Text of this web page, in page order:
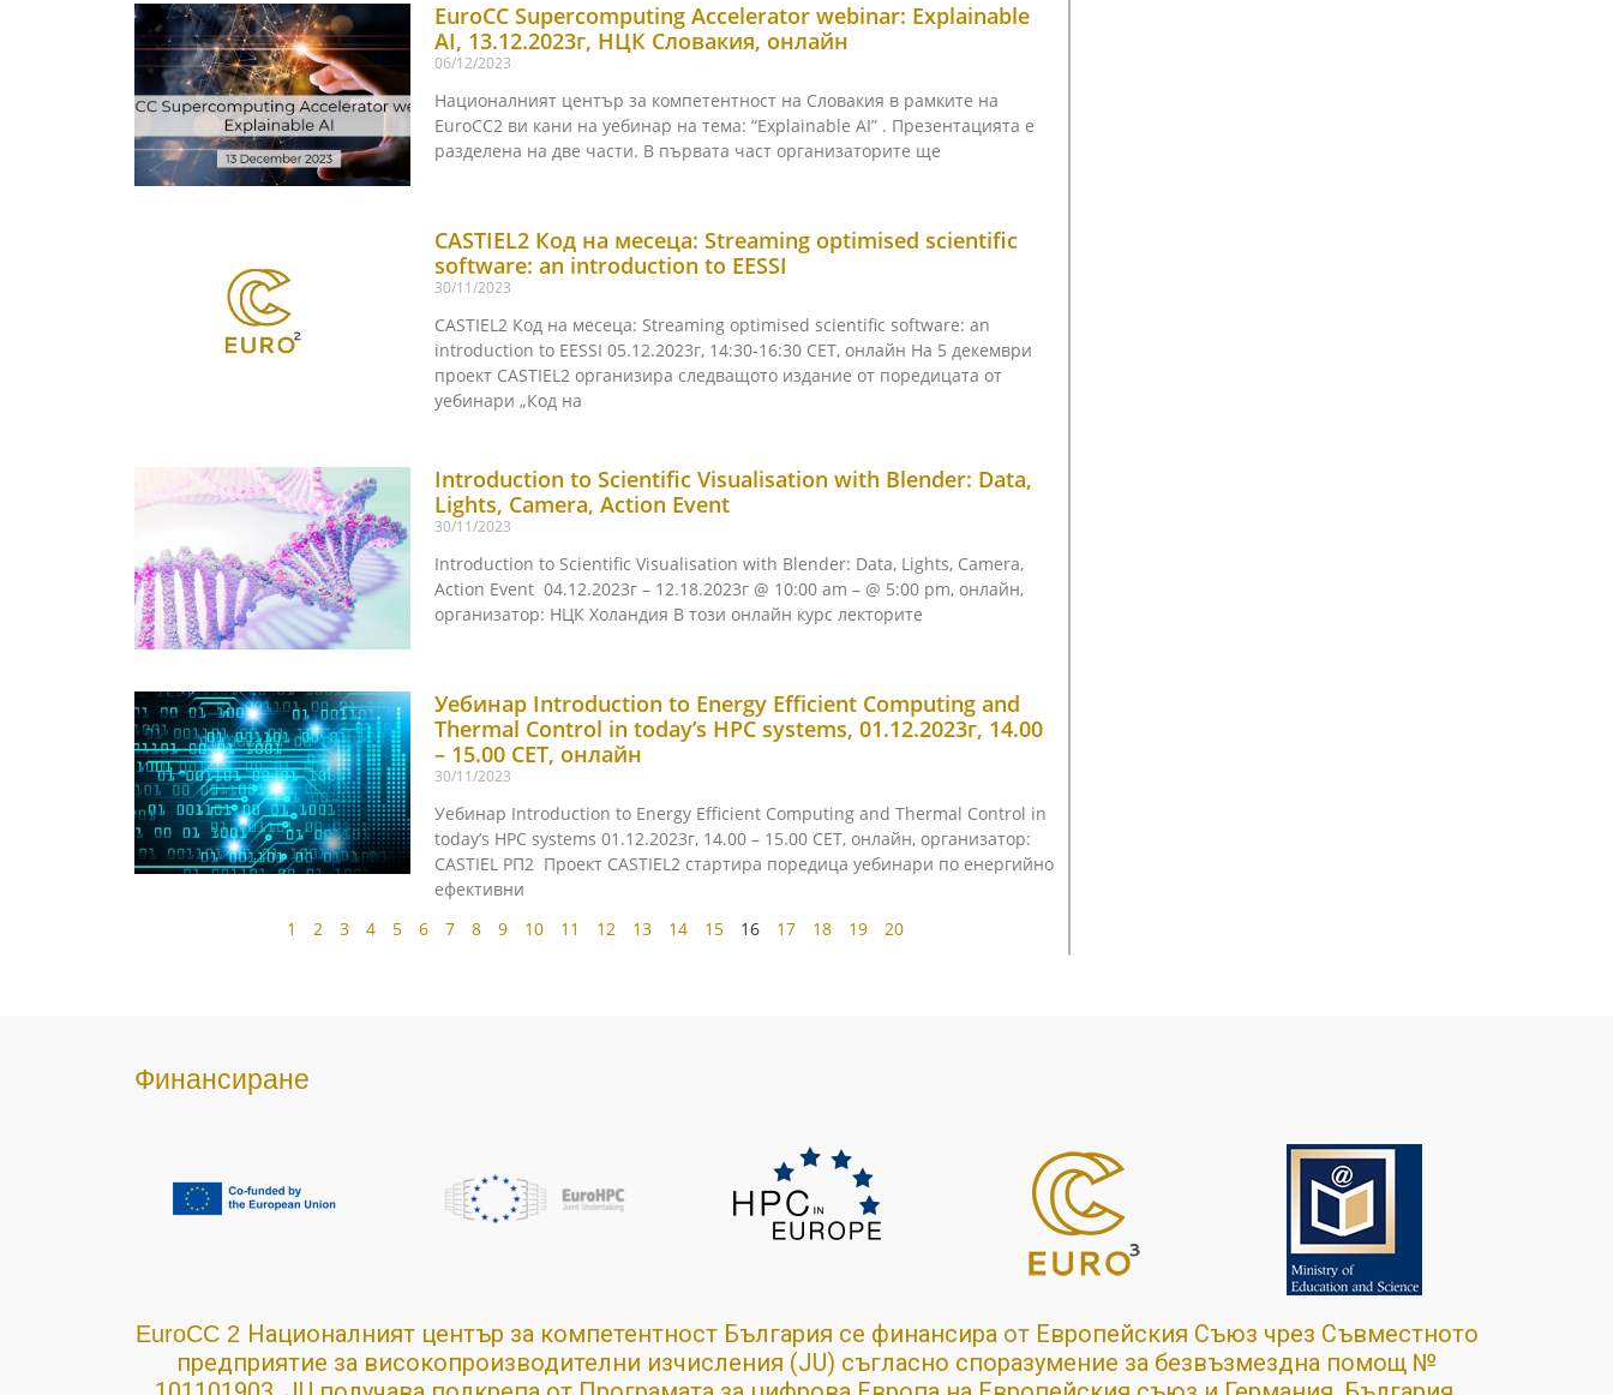
EuroCC Supercomputing Accelerator webinar: Explainable
AI, 13.12.2023г, НЦК Словакия, онлайн
06/12/2023
Националният център за компетентност на Словакия в рамките на
EuroCC2 ви кани на уебинар на тема: “Explainable AI” . Презентацията е
разделена на две части. В първата част организаторите ще
CASTIEL2 Код на месеца: Streaming optimised scientific
software: an introduction to EESSI
30/11/2023
CASTIEL2 Код на месеца: Streaming optimised scientific software: an
introduction to EESSI 05.12.2023г, 14:30-16:30 CET, онлайн На 5 декември
проект CASTIEL2 организира следващото издание от поредицата от
уебинари „Код на
Introduction to Scientific Visualisation with Blender: Data,
Lights, Camera, Action Event
30/11/2023
Introduction to Scientific Visualisation with Blender: Data, Lights, Camera,
Action Event 04.12.2023г – 12.18.2023г @ 10:00 am – @ 5:00 pm, онлайн,
организатор: НЦК Холандия В този онлайн курс лекторите
Уебинар Introduction to Energy Efficient Computing and
Thermal Control in today’s HPC systems, 01.12.2023г, 14.00
– 15.00 CET, онлайн
30/11/2023
Уебинар Introduction to Energy Efficient Computing and Thermal Control in
today’s HPC systems 01.12.2023г, 14.00 – 15.00 CET, онлайн, организатор:
CASTIEL РП2 Проект CASTIEL2 стартира поредица уебинари по енергийно
ефективни
1
2 3 4 5 6 7 8 9 10 11 12 13 14 15 16 17 18 19 20
Финансиране
EuroCC 2 Националният център за компетентност България се финансираот Европейския Съюз чрез Съвместното
предприятие за високопроизводителни изчисления (JU) съгласно споразумение за безвъзмездна помощ №